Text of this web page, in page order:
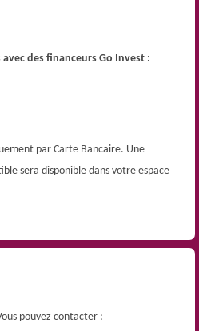
des financeurs Go Invest :
par Carte Bancaire. Une
sera disponible dans votre espace
pouvez contacter :